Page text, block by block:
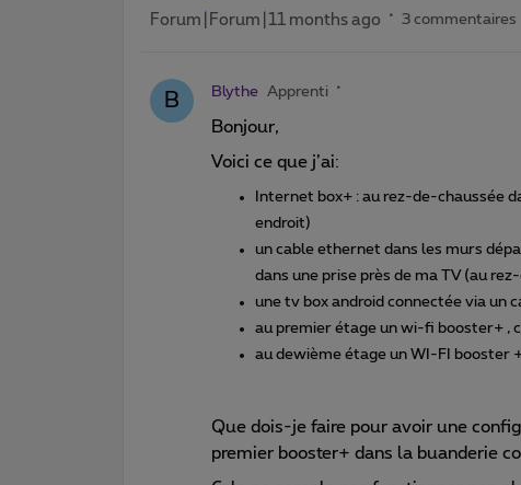
Forum|Forum|11 months ago 3 commentaires
B Blythe Apprenti
Bonjour,
Voici ce que j’ai:
Internet box+ : au rez-de-chaussée
endroit)
un cable ethernet dans les murs
dans une prise près de ma TV (au
une tv box android connectée via un
au premier étage un wi-fi booster+ ,
au dewième étage un WI-FI booster
Que dois-je faire pour avoir une
premier booster+ dans la buanderie